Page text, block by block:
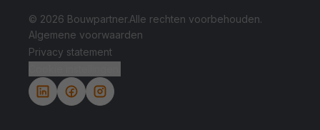
© 2026 Bouwpartner.Alle rechten voorbehouden.
Algemene voorwaarden
Privacy statement